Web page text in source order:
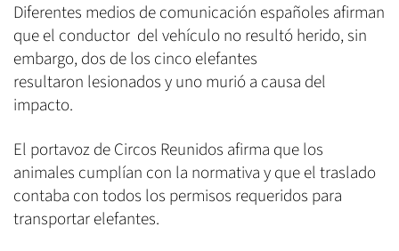
Diferentes medios de comunicación españoles afirman
que el conductor del vehículo no resultó herido, sin
embargo, dos de los cinco elefantes
resultaron lesionados y uno murió a causa del
impacto.
El portavoz de Circos Reunidos afirma que los
animales cumplían con la normativa y que el traslado
contaba con todos los permisos requeridos para
transportar elefantes.